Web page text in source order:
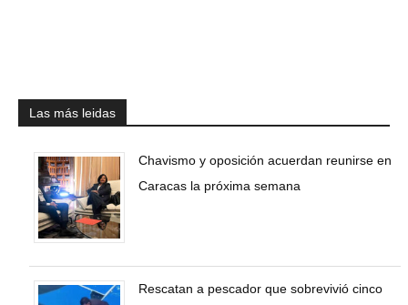
Las más leidas
Chavismo y oposición acuerdan reunirse en
Caracas la próxima semana
Rescatan a pescador que sobrevivió cinco